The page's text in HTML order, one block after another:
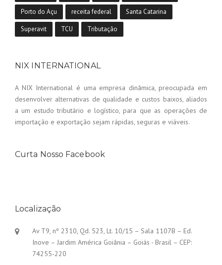
Porto do Açu receita federal Santa Catarina
Superavit TCU Tributação
NIX INTERNATIONAL
A NIX International é uma empresa dinâmica, preocupada em
desenvolver alternativas de qualidade e custos baixos, aliados
a um estudo tributário e logístico, para que as operações de
importação e exportação sejam rápidas, seguras e viáveis.
Curta Nosso Facebook
Localização
Av T9, nº 2310, Qd. 523, Lt. 10/15 – Sala 1107B – Ed.
Inove – Jardim América Goiânia – Goiás - Brasil – CEP:
74255-220